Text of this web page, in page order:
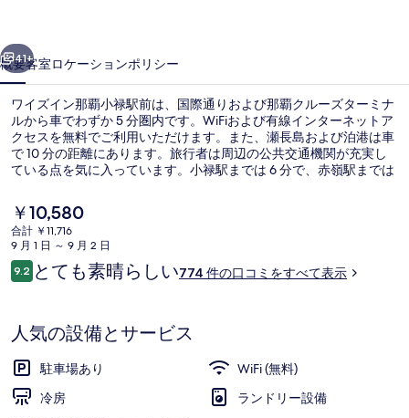
小
禄
駅
前
の
写
真
ギ
ャ
ラ
リ
ー
41+
概要客室ロケーションポリシー
ワイズイン那覇小禄駅前は、国際通りおよび那覇クルーズターミナ
ルから車でわずか 5 分圏内です。WiFiおよび有線インターネットア
クセスを無料でご利用いただけます。また、瀬長島および泊港は車
で 10 分の距離にあります。旅行者は周辺の公共交通機関が充実し
ている点を気に入っています。小禄駅までは 6 分で、赤嶺駅までは
現
在
の
料
金
で
す
￥10,580
合計 ￥11,716
9 月 1 日 ～ 9 月 2 日
口
コ
9.210段階中9.2
とても素晴らしい774 件の口コミをすべて表示
人気の設備とサービス
駐車場あり
WiFi (無料)
冷房
ランドリー設備